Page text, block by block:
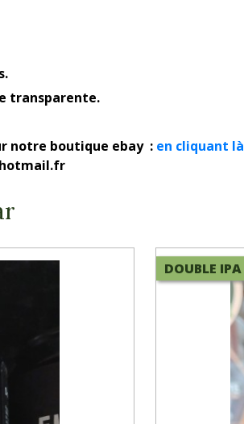
transparente.
notre boutique ebay : en cliquant là
DOUBLE IPA